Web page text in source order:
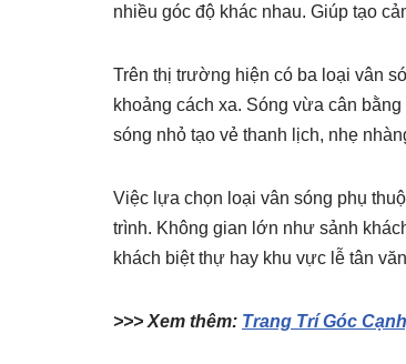
nhiều góc độ khác nhau. Giúp tạo
Trên thị trường hiện có ba loại vân
khoảng cách xa. Sóng vừa cân
sóng nhỏ tạo vẻ thanh lịch, nhẹ
Việc lựa chọn loại vân sóng phụ
trình. Không gian lớn như sảnh
khách biệt thự hay khu vực lễ tân
>>> Xem thêm: Trang Trí Góc